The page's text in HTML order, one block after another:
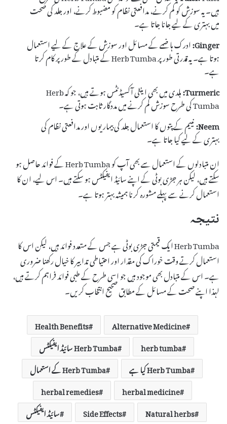
ہیں۔ یہ سوزش کو کم کرنے، مدافعتی نظام کو مضبوط کرنے، اور جلد کی صحت
میں بہتری کے لیے جانا جاتا ہے۔
Ginger: ادرک ہاضمے کے مسائل اور سوزش کے علاج کے لیے استعمال
ہوتا ہے۔ یہ قدرتی طور پر Herb Tumba کے متبادل کے طور پر کام کرتا
ہے۔
Turmeric:
ہلدی میں بھی اینٹی آکسیڈنٹس ہوتے ہیں، جو کہ Herb
Tumba کی طرح سوزش کم کرنے میں مددگار ثابت ہوتی ہے۔
Neem: نییم کے پتوں کا استعمال جلد کی بیماریوں اور مدافعتی نظام کی
بہتری کے لیے کیا جاتا ہے۔
ان متبادلوں کے استعمال سے بھی آپ کو Herb Tumba کے فوائد حاصل ہو
سکتے ہیں، لیکن ہر جڑی بوٹی کے اپنے سائیڈ ایفیکٹس ہو سکتے ہیں۔ اس لیے، ان کا
استعمال کرنے سے پہلے مشورہ کرنا ہمیشہ بہتر ہوتا ہے۔
نتیجہ
Herb Tumba ایک قیمتی جڑی بوٹی ہے جس کے متعدد فوائد ہیں، لیکن اس کا
استعمال کرتے وقت خوراک کی مقدار اور احتیاطی تدابیر کا خیال رکھنا ضروری
ہے۔ اس کے متبادل بھی موجود ہیں جو اسی طرح کے طبی فوائد فراہم کرتے ہیں،
لہذا اپنے صحت کے مسائل کے مطابق صحیح انتخاب کریں۔
Alternative Medicine
Health Benefits
herb tumba
Herb Tumba سائیڈ ایفیکٹس
Herb Tumba کیا ہے
Herb Tumba کے استعمال
herbal medicine
herbal remedies
Natural herbs
Side Effects
سائیڈ ایفیکٹس